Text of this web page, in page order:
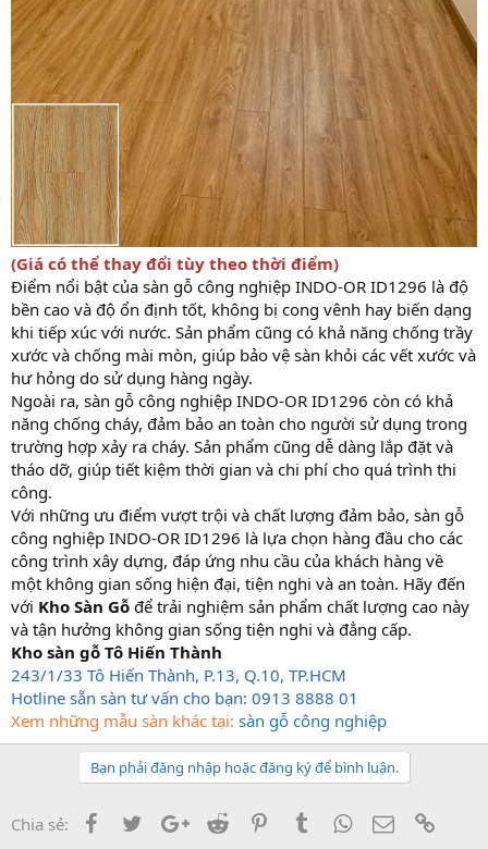
(Giá có thể thay đổi tùy theo thời điểm)
Điểm nổi bật của sàn gỗ công nghiệp INDO-OR ID1296 là độ
bền cao và độ ổn định tốt, không bị cong vênh hay biến dạng
khi tiếp xúc với nước. Sản phẩm cũng có khả năng chống trầy
xước và chống mài mòn, giúp bảo vệ sàn khỏi các vết xước và
hư hỏng do sử dụng hàng ngày.
Ngoài ra, sàn gỗ công nghiệp INDO-OR ID1296 còn có khả
năng chống cháy, đảm bảo an toàn cho người sử dụng trong
trường hợp xảy ra cháy. Sản phẩm cũng dễ dàng lắp đặt và
tháo dỡ, giúp tiết kiệm thời gian và chi phí cho quá trình thi
công.
Với những ưu điểm vượt trội và chất lượng đảm bảo, sàn gỗ
công nghiệp INDO-OR ID1296 là lựa chọn hàng đầu cho các
công trình xây dựng, đáp ứng nhu cầu của khách hàng về
một không gian sống hiện đại, tiện nghi và an toàn. Hãy đến
với Kho Sàn Gỗ để trải nghiệm sản phẩm chất lượng cao này
và tận hưởng không gian sống tiện nghi và đẳng cấp.
Kho sàn gỗ Tô Hiến Thành
243/1/33 Tô Hiến Thành, P.13, Q.10, TP.HCM
Hotline sẵn sàn tư vấn cho bạn: 0913 8888 01
Xem những mẫu sàn khác tại: sàn gỗ công nghiệp
Bạn phải đăng nhập hoặc đăng ký để bình luận.
Chia sẻ: FacebookTwitterGoogle+
Reddit PinterestTumblrWhatsApp
Email